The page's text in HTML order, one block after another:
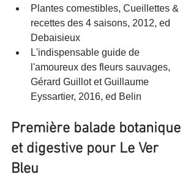
Plantes comestibles, Cueillettes &
recettes des 4 saisons, 2012, ed
Debaisieux
L'indispensable guide de
l'amoureux des fleurs sauvages,
Gérard Guillot et Guillaume
Eyssartier, 2016, ed Belin
Première balade botanique
et digestive pour Le Ver
Bleu